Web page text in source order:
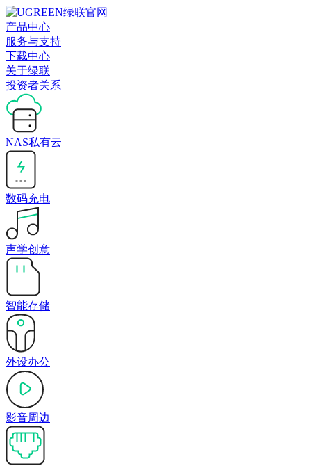
产品中心
服务与支持
下载中心
关于绿联
投资者关系
NAS私有云
数码充电
声学创意
智能存储
外设办公
影音周边